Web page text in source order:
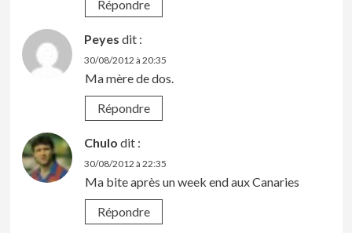
Répondre
Peyes dit :
30/08/2012 à 20:35
Ma mère de dos.
Répondre
Chulo dit :
30/08/2012 à 22:35
Ma bite après un week end aux Canaries
Répondre